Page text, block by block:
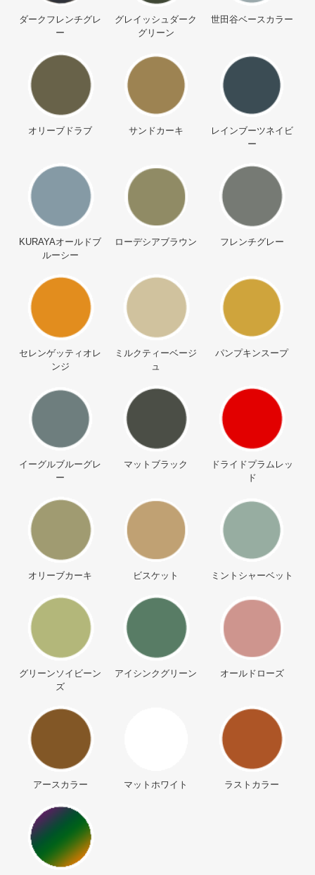
ダークフレンチグレ
ー
グレイッシュダーク
グリーン
世田谷ベースカラー
オリーブドラブ サンドカーキ
レインブーツネイビ
ー
KURAYAオールドブ
ルーシー
ローデシアブラウン フレンチグレー
セレンゲッティオレ
ンジ
ミルクティーベージ
ュ
パンプキンスープ
イーグルブルーグレ
ー
マットブラック
ドライドプラムレッ
ド
オリーブカーキ ビスケット ミントシャーベット
グリーンソイビーン
ズ
アイシンクグリーン オールドローズ
アースカラー マットホワイト ラストカラー